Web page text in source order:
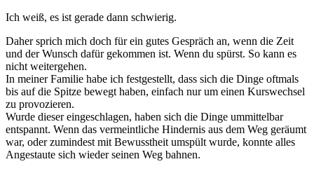
Ich weiß, es ist gerade dann schwierig.
Daher sprich mich doch für ein gutes Gespräch an, wenn die Zeit
und der Wunsch dafür gekommen ist. Wenn du spürst. So kann es
nicht weitergehen.
In meiner Familie habe ich festgestellt, dass sich die Dinge oftmals
bis auf die Spitze bewegt haben, einfach nur um einen Kurswechsel
zu provozieren.
Wurde dieser eingeschlagen, haben sich die Dinge ummittelbar
entspannt. Wenn das vermeintliche Hindernis aus dem Weg geräumt
war, oder zumindest mit Bewusstheit umspült wurde, konnte alles
Angestaute sich wieder seinen Weg bahnen.